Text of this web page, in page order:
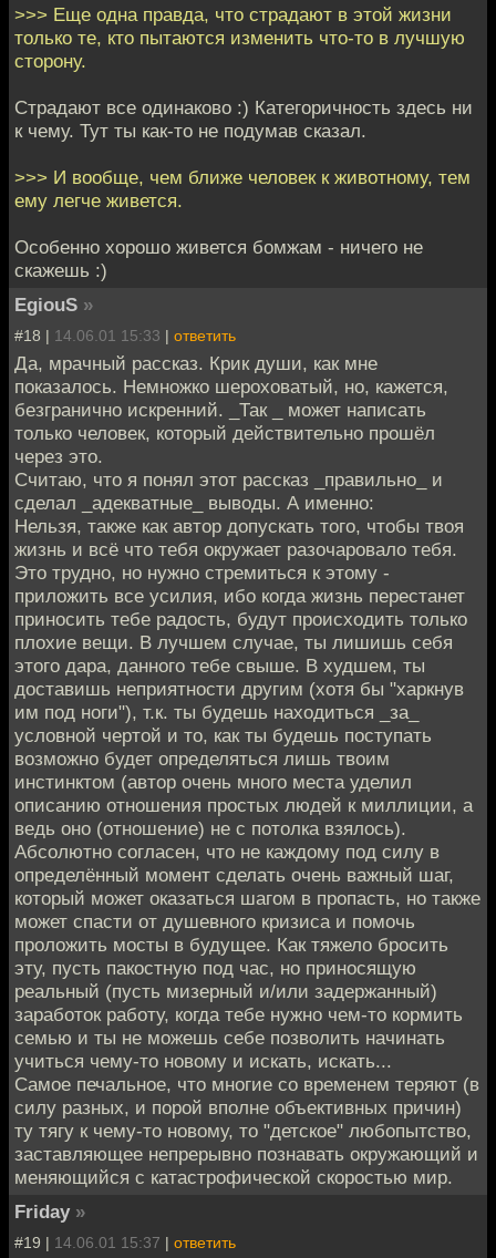
>>> Еще одна правда, что страдают в этой жизни
только те, кто пытаются изменить что-то в лучшую
сторону.
Страдают все одинаково :) Категоричность здесь ни
к чему. Тут ты как-то не подумав сказал.
>>> И вообще, чем ближе человек к животному, тем
ему легче живется.
Особенно хорошо живется бомжам - ничего не
скажешь :)
EgiouS »
#18 | 14.06.01 15:33 | ответить
Да, мрачный рассказ. Крик души, как мне
показалось. Немножко шероховатый, но, кажется,
безгранично искренний. _Так _ может написать
только человек, который действительно прошёл
через это.
Считаю, что я понял этот рассказ _правильно_ и
сделал _адекватные_ выводы. А именно:
Нельзя, также как автор допускать того, чтобы твоя
жизнь и всё что тебя окружает разочаровало тебя.
Это трудно, но нужно стремиться к этому -
приложить все усилия, ибо когда жизнь перестанет
приносить тебе радость, будут происходить только
плохие вещи. В лучшем случае, ты лишишь себя
этого дара, данного тебе свыше. В худшем, ты
доставишь неприятности другим (хотя бы "харкнув
им под ноги"), т.к. ты будешь находиться _за_
условной чертой и то, как ты будешь поступать
возможно будет определяться лишь твоим
инстинктом (автор очень много места уделил
описанию отношения простых людей к миллиции, а
ведь оно (отношение) не с потолка взялось).
Абсолютно согласен, что не каждому под силу в
определённый момент сделать очень важный шаг,
который может оказаться шагом в пропасть, но также
может спасти от душевного кризиса и помочь
проложить мосты в будущее. Как тяжело бросить
эту, пусть пакостную под час, но приносящую
реальный (пусть мизерный и/или задержанный)
заработок работу, когда тебе нужно чем-то кормить
семью и ты не можешь себе позволить начинать
учиться чему-то новому и искать, искать...
Самое печальное, что многие со временем теряют (в
силу разных, и порой вполне объективных причин)
ту тягу к чему-то новому, то "детское" любопытство,
заставляющее непрерывно познавать окружающий и
меняющийся с катастрофической скоростью мир.
Friday »
#19 | 14.06.01 15:37 | ответить